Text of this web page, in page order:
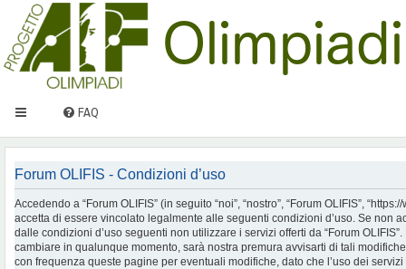
FAQ
Forum OLIFIS - Condizioni d’uso
Accedendo a “Forum OLIFIS” (in seguito “noi”, “nostro”, “Forum OLIFIS”,
accetta di essere vincolato legalmente alle seguenti condizioni d’uso. Se non
dalle condizioni d’uso seguenti non utilizzare i servizi offerti da “Forum
cambiare in qualunque momento, sarà nostra premura avvisarti di tali
con frequenza queste pagine per eventuali modifiche, dato che l’uso dei servizi